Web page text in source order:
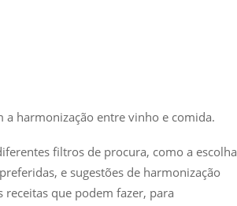
a harmonização entre vinho e comida.
filtros de procura, como a escolha
e sugestões de harmonização
receitas que podem fazer, para